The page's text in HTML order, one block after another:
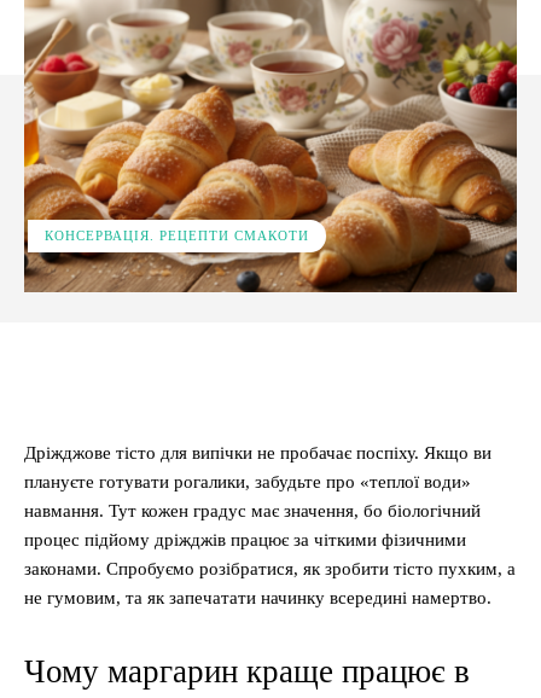
КОНСЕРВАЦІЯ. РЕЦЕПТИ СМАКОТИ
Дріжджове тісто для випічки не пробачає поспіху. Якщо ви
плануєте готувати рогалики, забудьте про «теплої води»
навмання. Тут кожен градус має значення, бо біологічний
процес підйому дріжджів працює за чіткими фізичними
законами. Спробуємо розібратися, як зробити тісто пухким, а
не гумовим, та як запечатати начинку всередині намертво.
Чому маргарин краще працює в